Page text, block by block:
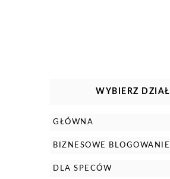
WYBIERZ DZIAŁ
GŁÓWNA
BIZNESOWE BLOGOWANIE
DLA SPECÓW